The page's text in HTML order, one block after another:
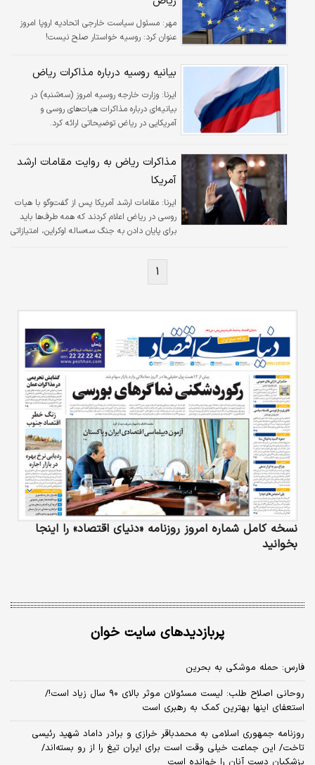
مهر: مسئول سیاست خارجی اتحادیه اروپا امروز
عنوان کرد: روسیه خواستار صلح نیست!
بیانیه روسیه درباره مذاکرات ریاض
ایرنا: وزارت خارجه روسیه امروز (سه‌شنبه) در
بیانیه‌ای درباره مذاکرات هیات‌های روسی و
آمریکایی در ریاض توضیحاتی ارائه کرد.
مذاکرات ریاض به روایت مقامات ارشد
آمریکا
ایرنا: مقامات ارشد آمریکا پس از گفت‌وگو با هیات‌
روسی در ریاض اعلام کردند که همه طرف‌ها باید
برای پایان دادن به جنگ سه‌ساله اوکراین، امتیازاتی
۱
نسخه کامل شماره امروز روزنامه «دنیای‌ اقتصاد» را اینجا
بخوانید
پربازدیدهای سایت خوان
فارس: حمله موشکی به بحرین
روحانی اصلاح طلب: ‌لیست مسئولان موثر بالای ۹۰ سال زیاد است!/
استعفای اینها بهترین کمک به رهبری است
روزنامه جمهوری اسلامی به محمدباقر خرازی و برادر داماد شهید رئیسی
تاخت/ این جماعت خیلی وقت است برای ایران تیغ را از رو بسته‌اند/